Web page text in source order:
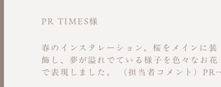
PR TIMES様
春のインスタレーション。桜をメインに装
飾し、夢が溢れでている様子を色々なお花
で表現しました。 （担当者コメント）PR